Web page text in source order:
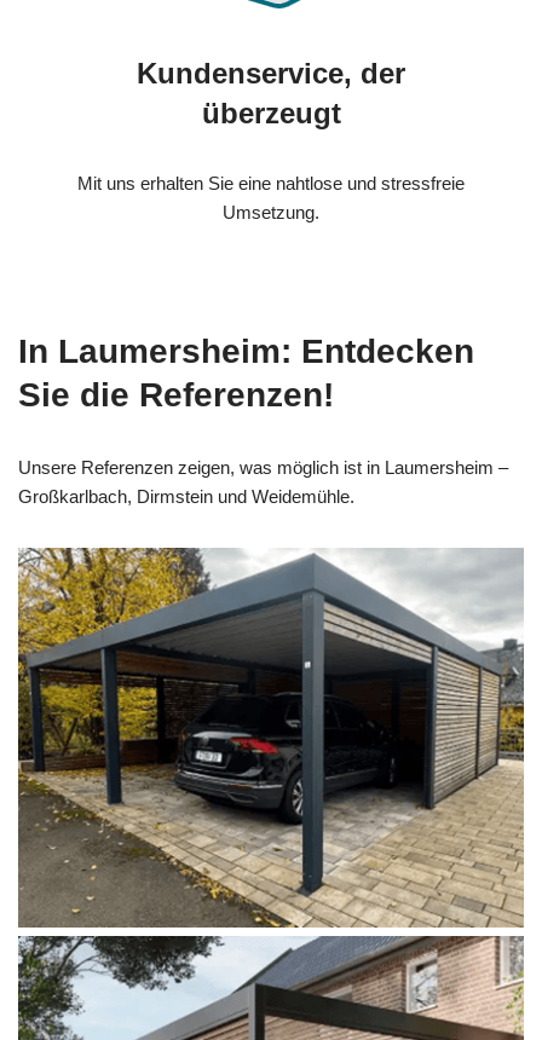
Kundenservice, der
überzeugt
Mit uns erhalten Sie eine nahtlose und stressfreie
Umsetzung.
In Laumersheim: Entdecken
Sie die Referenzen!
Unsere Referenzen zeigen, was möglich ist in Laumersheim –
Großkarlbach, Dirmstein und Weidemühle.